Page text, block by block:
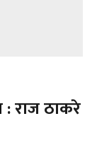
: राज ठाकरे